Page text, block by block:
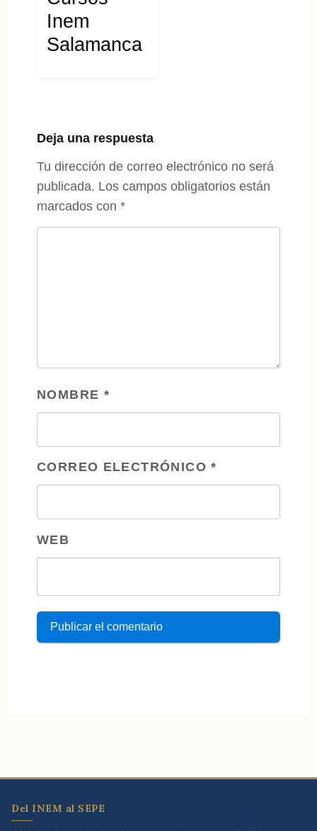
Inem
Salamanca
Deja una respuesta
Tu dirección de correo electrónico no será
publicada. Los campos obligatorios están
marcados con *
NOMBRE *
CORREO ELECTRÓNICO*
WEB
Del INEM al SEPE